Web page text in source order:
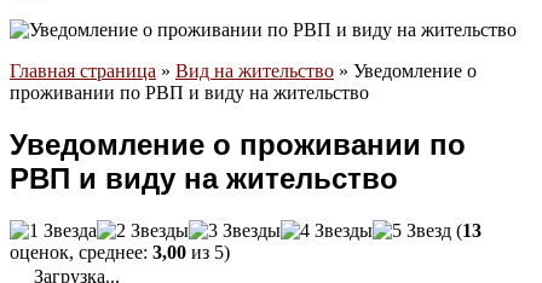
Главная страница » Вид на жительство » Уведомление о
проживании по РВП и виду на жительство
Уведомление о проживании по
РВП и виду на жительство
(13
оценок, среднее: 3,00 из 5)
Загрузка...